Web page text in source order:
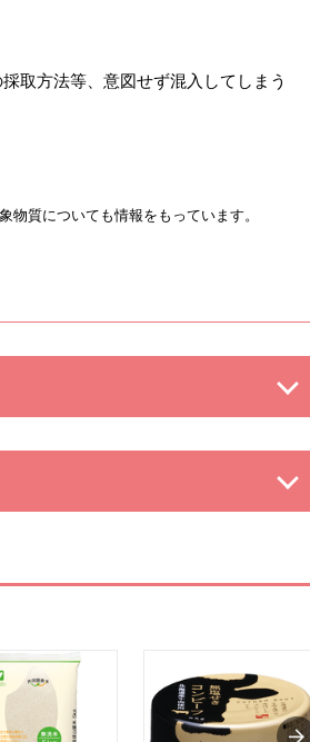
取方法等、意図せず混入してしまう
質についても情報をもっています。
を閉じる。
る。
る。